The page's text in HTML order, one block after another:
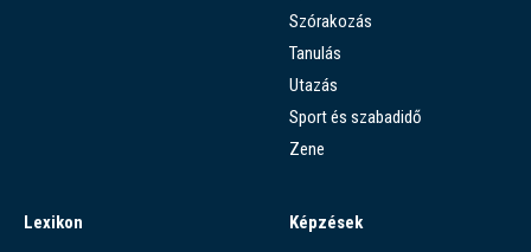
Szórakozás
Tanulás
Utazás
Sport és szabadidő
Zene
Lexikon
Képzések